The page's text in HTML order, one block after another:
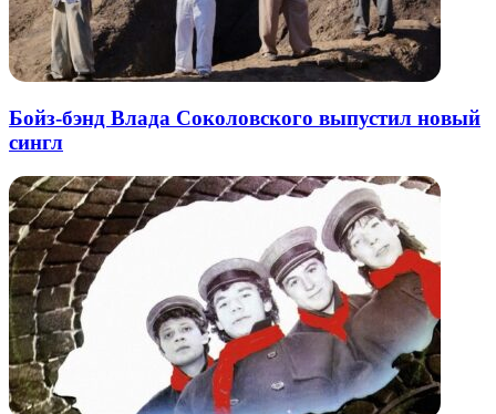
Бойз-бэнд Влада Соколовского выпустил новый
сингл